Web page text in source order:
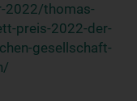
2022/thomas-
preis-2022-der-
gesellschaft-